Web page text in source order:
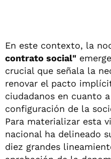
En este contexto, la
contrato social"
crucial que señala la
renovar el pacto
ciudadanos en cuanto
configuración de la
Para materializar esta
nacional ha delineado
diez grandes